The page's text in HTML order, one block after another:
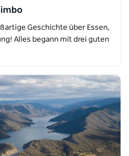
Geschichte über Essen,
Alles begann mit drei guten